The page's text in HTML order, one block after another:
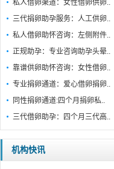
私人借卵渠道：女性借卵供卵..
三代捐卵助孕服务：人工供卵..
私人借卵助怀咨询：左侧附件..
正规助孕：专业咨询助孕头晕..
靠谱供卵助怀咨询：女性借卵..
专业捐卵通道：爱心借卵捐卵..
同性捐卵通道:四个月捐卵私..
三代借卵助孕：四个月三代高..
机构快讯